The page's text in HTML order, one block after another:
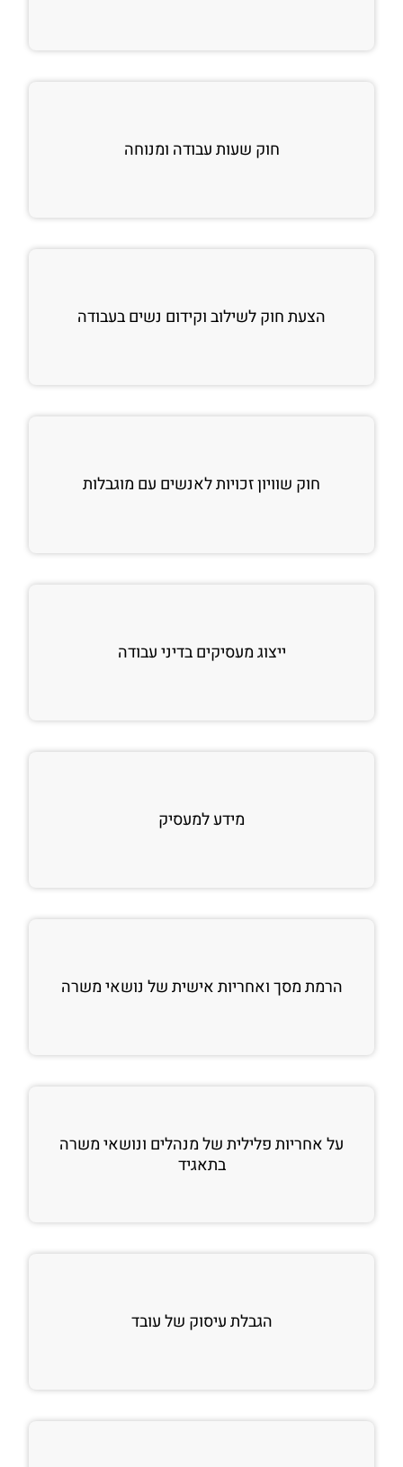
חוק שעות עבודה ומנוחה
הצעת חוק לשילוב וקידום נשים בעבודה
חוק שוויון זכויות לאנשים עם מוגבלות
ייצוג מעסיקים בדיני עבודה
מידע למעסיק
הרמת מסך ואחריות אישית של נושאי משרה
על אחריות פלילית של מנהלים ונושאי משרה
בתאגיד
הגבלת עיסוק של עובד